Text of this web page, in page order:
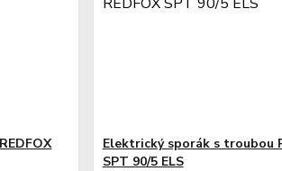
Elektrický sporák s troubou
SPT 90/5 ELS